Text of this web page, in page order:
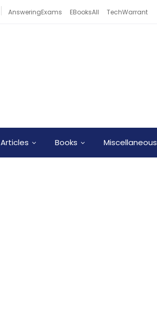
AnsweringExams EBooksAll TechWarrant
Articles Books Miscellaneous